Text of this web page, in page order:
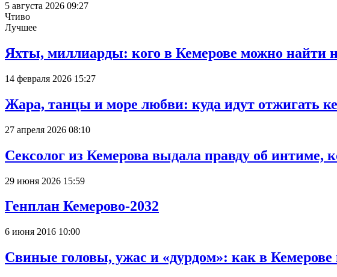
5 августа 2026 09:27
Чтиво
Лучшее
Яхты, миллиарды: кого в Кемерове можно найти
14 февраля 2026 15:27
Жара, танцы и море любви: куда идут отжигать
27 апреля 2026 08:10
Сексолог из Кемерова выдала правду об интиме,
29 июня 2026 15:59
Генплан Кемерово-2032
6 июня 2016 10:00
Свиные головы, ужас и «дурдом»: как в